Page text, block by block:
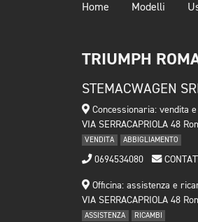
Home Modelli
TRIUMPH
STEMACWAGEN
Concessionaria: vendita
VIA SERRACAPRIOLA 48
VENDITA ABBIGLIAMENTO
0694534080
Officina: assistenza e
VIA SERRACAPRIOLA 48
ASSISTENZA RICAMBI